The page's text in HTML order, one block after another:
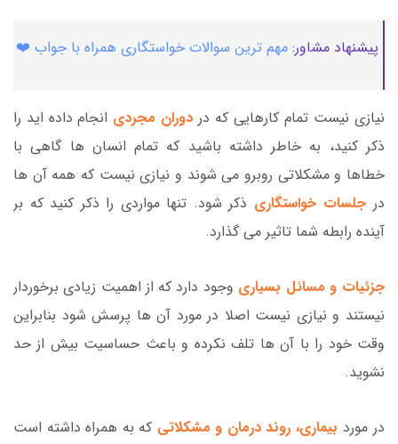
پیشنهاد مشاور: مهم ترین سوالات خواستگاری همراه با جواب ❤️
نیازی نیست تمام کارهایی که در دوران مجردی انجام داده اید را
ذکر کنید، به خاطر داشته باشید که تمام انسان ها گاهی با
خطاها و مشکلاتی روبرو می شوند و نیازی نیست که همه آن ها
در جلسات خواستگاری ذکر شود. تنها مواردی را ذکر کنید که بر
آینده رابطه شما تاثیر می گذارد.
جزئیات و مسائل بسیاری وجود دارد که از اهمیت زیادی برخوردار
نیستند و نیازی نیست اصلا در مورد آن ها پرسش شود بنابراین
وقت خود را با آن ها تلف نکرده و باعث حساسیت بیش از حد
نشوید.
در مورد بیماری، روند درمان و مشکلاتی که به همراه داشته است